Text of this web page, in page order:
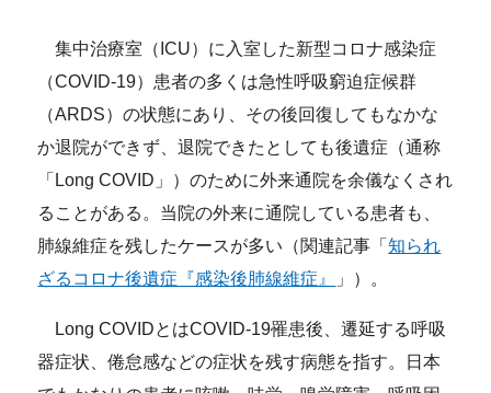
集中治療室（ICU）に入室した新型コロナ感染症
（COVID-19）患者の多くは急性呼吸窮迫症候群
（ARDS）の状態にあり、その後回復してもなかな
か退院ができず、退院できたとしても後遺症（通称
「Long COVID」）のために外来通院を余儀なくされ
ることがある。当院の外来に通院している患者も、
肺線維症を残したケースが多い（関連記事「知られ
ざるコロナ後遺症『感染後肺線維症』
」）。
Long COVIDとはCOVID-19罹患後、遷延する呼吸
器症状、倦怠感などの症状を残す病態を指す。日本